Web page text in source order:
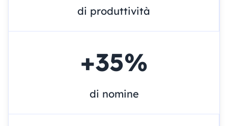
di produttività
+35%
di nomine